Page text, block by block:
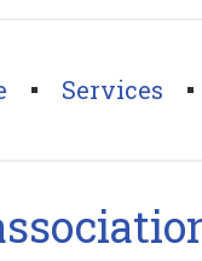
Services